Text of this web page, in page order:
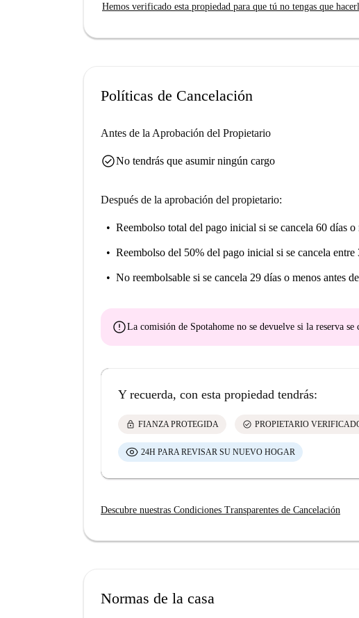
Hemos verificado esta propiedad para que tú no tengas que
Políticas de Cancelación
Antes de la Aprobación del Propietario
check_circleNo tendrás que asumir ningún cargo
Después de la aprobación del propietario:
Reembolso total del pago inicial si se cancela 60 días o
Reembolso del 50% del pago inicial si se cancela
No reembolsable si se cancela 29 días o menos antes
errorLa comisión de Spotahome no se devuelve si la reserva se
Y recuerda, con esta propiedad tendrás:
lock FIANZA PROTEGIDA check_circle PROPIETARIO
24H PARA REVISAR SU NUEVO HOGAR
Descubre nuestras Condiciones Transparentes de Cancelación
Normas de la casa